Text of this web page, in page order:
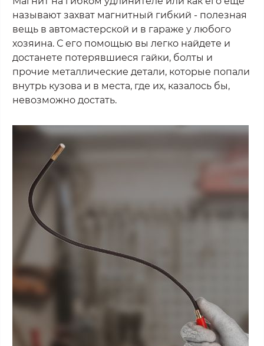
называют захват магнитный гибкий - полезная
вещь в автомастерской и в гараже у любого
хозяина. С его помощью вы легко найдете и
достанете потерявшиеся гайки, болты и
прочие металлические детали, которые попали
внутрь кузова и в места, где их, казалось бы,
невозможно достать.